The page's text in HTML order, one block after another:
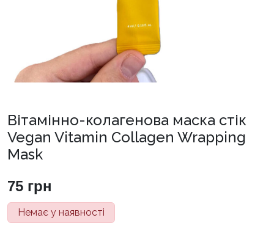
Вітамінно-колагенова маска стік
Vegan Vitamin Collagen Wrapping
Mask
75 грн
Немає у наявності